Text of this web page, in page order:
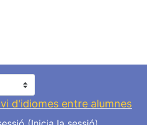
d'idiomes entre alumnes